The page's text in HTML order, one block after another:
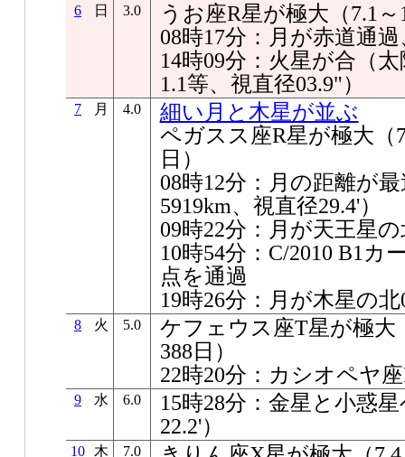
6 日 3.0
うお座R星が極大（7.1
08時17分：月が赤道通
14時09分：火星が合（
1.1等、視直径03.9"）
7 月 4.0
細い月と木星が並ぶ
ペガスス座R星が極大（
日）
08時12分：月の距離が
5919km、視直径29.4'）
09時22分：月が天王星
10時54分：C/2010 B1カ
点を通過
19時26分：月が木星の
8 火 5.0
ケフェウス座T星が極大
388日）
22時20分：カシオペヤ
9 水 6.0
15時28分：金星と小惑
22.2'）
10 木 7.0